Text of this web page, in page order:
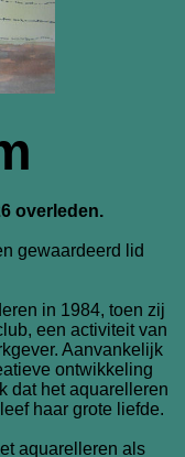
overleden.
gewaardeerd lid
in 1984, toen zij
een activiteit van
Aanvankelijk
ontwikkeling
dat het aquarelleren
haar grote liefde.
aquarelleren als